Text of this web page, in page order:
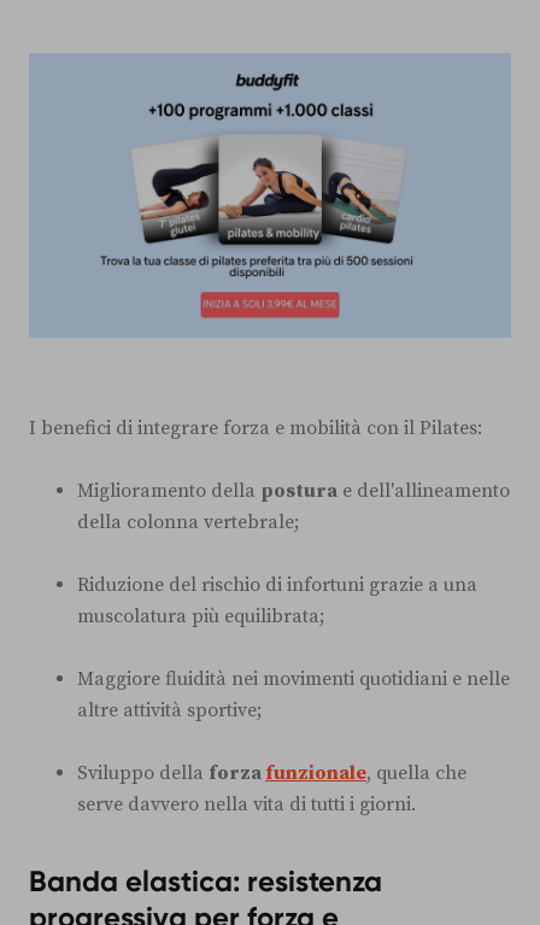
I benefici di integrare forza e mobilità con il Pilates:
Miglioramento della postura e dell'allineamento
della colonna vertebrale;
Riduzione del rischio di infortuni grazie a una
muscolatura più equilibrata;
Maggiore fluidità nei movimenti quotidiani e nelle
altre attività sportive;
Sviluppo della forza funzionale, quella che
serve davvero nella vita di tutti i giorni.
Banda elastica: resistenza
progressiva per forza e